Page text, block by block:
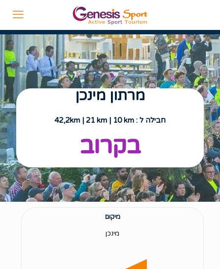
מרתון מינכן
חבילה ל : 42,2km | 21 km | 10 km
בקרוב
מיקום
מינכן